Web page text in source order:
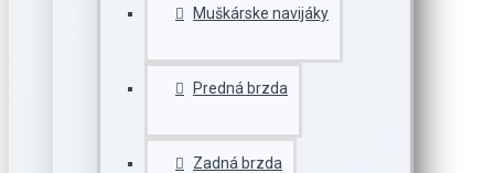
Muškárske navijáky
Predná brzda
Zadná brzda